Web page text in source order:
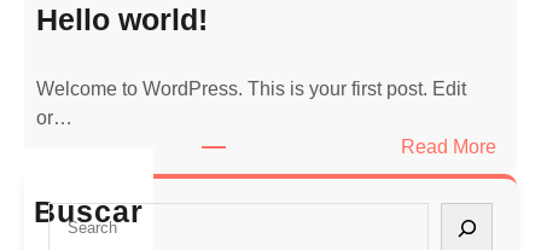
Hello world!
Welcome to WordPress. This is your first post. Edit
or…
Read More:
H
Buscar
S